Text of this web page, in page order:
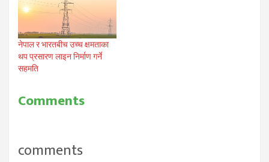
नेपाल र भारतबीच उच्च क्षमताका
थप प्रसारण लाइन निर्माण गर्ने
सहमति
Comments
comments